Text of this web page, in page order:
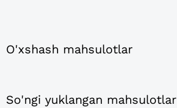
O'xshash mahsulotlar
So'ngi yuklangan mahsulotlar